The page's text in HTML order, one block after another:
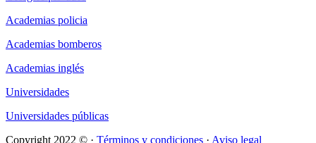
Academias policia
Academias bomberos
Academias inglés
Universidades
Universidades públicas
Copyright 2022 © · Términos y condiciones · Aviso legal